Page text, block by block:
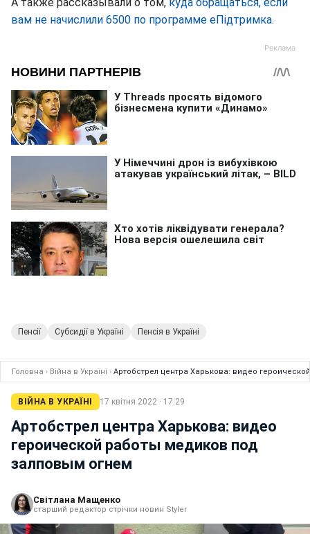
вам не начислили 6500 по программе еПідтримка.
Пенсії Субсидії в Україні Пенсія в Україні
Головна › Війна в Україні › Артобстрел центра Харькова: видео
ВІЙНА В УКРАЇНІ 17 квітня 2022 · 17:29
Артобстрел центра Харькова: видео
героической работы медиков под
залповым огнем
Світлана Мащенко
старший редактор стрічки новин Styler